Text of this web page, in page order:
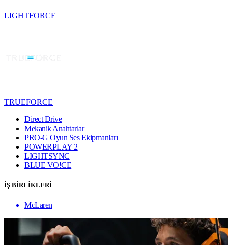
LIGHTFORCE
TRUEFORCE
Direct Drive
Mekanik Anahtarlar
PRO-G Oyun Ses Ekipmanları
POWERPLAY 2
LIGHTSYNC
BLUE VO!CE
İŞ BİRLİKLERİ
McLaren